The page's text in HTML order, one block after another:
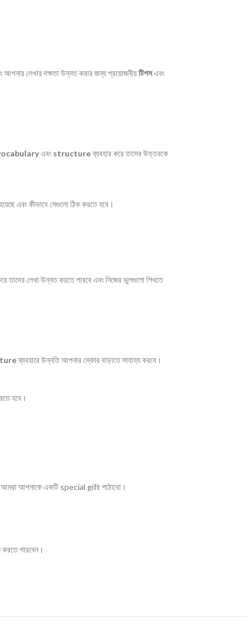
আপনার লেখার দক্ষতা উন্নত করার জন্য প্রয়োজনীয়টিপসএবং
এবং structureব্যবহার করে তাদের উত্তরকে
এবং কীভাবে সেগুলো ঠিক করতে হবে।
তাদের লেখা উন্নত করতে পারবে এবং নিজের ভুলগুলো শিখতে
ব্যবহারে উন্নতি আপনার স্কোর বাড়াতে সাহায্য করবে।
হবে।
আপনাকে একটি special gift পাঠাবো।
পারবেন।